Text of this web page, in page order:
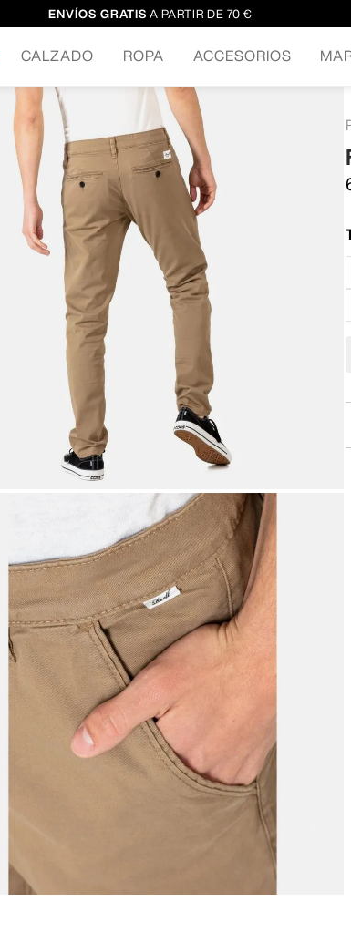
ENVÍOS GRATIS A PARTIR DE 70 €
CALZADO ROPA ACCESORIOS